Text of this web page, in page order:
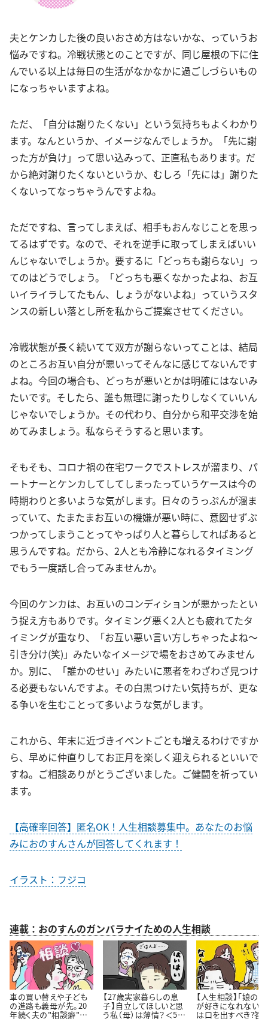
夫とケンカした後の良いおさめ方はないかな、っていうお
悩みですね。冷戦状態とのことですが、同じ屋根の下に住
んでいる以上は毎日の生活がなかなかに過ごしづらいもの
になっちゃいますよね。
ただ、「自分は謝りたくない」という気持ちもよくわかり
ます。なんというか、イメージなんでしょうか。「先に謝
った方が負け」って思い込みって、正直私もあります。だ
から絶対謝りたくないというか、むしろ「先には」謝りた
くないってなっちゃうんですよね。
ただですね、言ってしまえば、相手もおんなじことを思っ
てるはずです。なので、それを逆手に取ってしまえばいい
んじゃないでしょうか。要するに「どっちも謝らない」っ
てのはどうでしょう。「どっちも悪くなかったよね、お互
いイライラしてたもん、しょうがないよね」っていうスタ
ンスの新しい落とし所を私からご提案させてください。
冷戦状態が長く続いてて双方が謝らないってことは、結局
のところお互い自分が悪いってそんなに感じてないんです
よね。今回の場合も、どっちが悪いとかは明確にはないみ
たいです。そしたら、誰も無理に謝ったりしなくていいん
じゃないでしょうか。その代わり、自分から和平交渉を始
めてみましょう。私ならそうすると思います。
そもそも、コロナ禍の在宅ワークでストレスが溜まり、パ
ートナーとケンカしてしてしまったっていうケースは今の
時期わりと多いような気がします。日々のうっぷんが溜ま
っていて、たまたまお互いの機嫌が悪い時に、意図せずぶ
つかってしまうことってやっぱり人と暮らしてればあると
思うんですね。だから、2人とも冷静になれるタイミング
でもう一度話し合ってみませんか。
今回のケンカは、お互いのコンディションが悪かったとい
う捉え方もありです。タイミング悪く2人とも疲れてたタ
イミングが重なり、「お互い悪い言い方しちゃったよね〜
引き分け(笑)」みたいなイメージで場をおさめてみません
か。別に、「誰かのせい」みたいに悪者をわざわざ見つけ
る必要もないんですよ。その白黒つけたい気持ちが、更な
る争いを生むことって多いような気がします。
これから、年末に近づきイベントごとも増えるわけですか
ら、早めに仲直りしてお正月を楽しく迎えられるといいで
すね。ご相談ありがとうございました。ご健闘を祈ってい
ます。
【高確率回答】匿名OK！人生相談募集中。あなたのお悩
みにおのすんさんが回答してくれます！
イラスト：フジコ
連載：おのすんのガンバラナイための人生相談
車の買い替えや子ども
の進路も義母が先。20
年続く夫の"相談癖"に
【27歳実家暮らしの息
子】自立してほしいと思
う私（母）は薄情？＜50
【人生相談】「娘の
が好きになれない…
は口を出すべき?答